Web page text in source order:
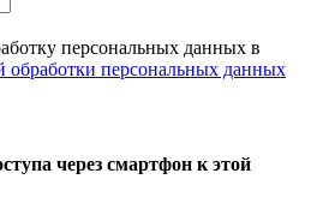
персональных данных в
обработки персональных данных
через смартфон к этой